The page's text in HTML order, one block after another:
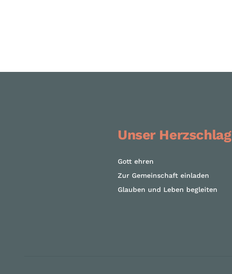
Unser Herzschlag
Gott ehren
Zur Gemeinschaft einladen
Glauben und Leben begleiten